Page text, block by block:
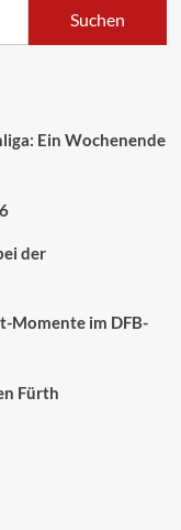
Suchen
Ein Wochenende
der
Momente im DFB-
Fürth